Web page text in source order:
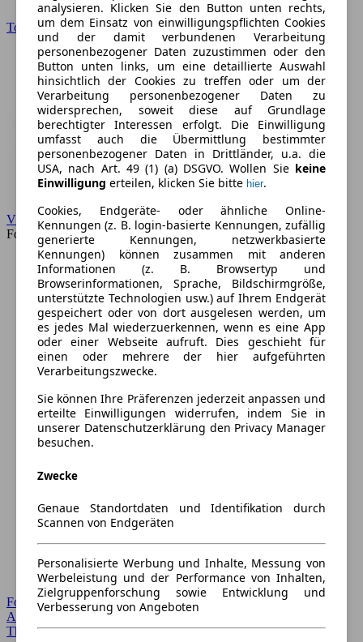
analysieren. Klicken Sie den Button unten rechts,
um dem Einsatz von einwilligungspflichten Cookies
und der damit verbundenen Verarbeitung
personenbezogener Daten zuzustimmen oder den
Button unten links, um eine detaillierte Auswahl
hinsichtlich der Cookies zu treffen oder um der
Verarbeitung personenbezogener Daten zu
widersprechen, soweit diese auf Grundlage
berechtigter Interessen erfolgt. Die Einwilligung
umfasst auch die Übermittlung bestimmter
personenbezogener Daten in Drittländer, u.a. die
USA, nach Art. 49 (1) (a) DSGVO. Wollen Sie keine
Einwilligung erteilen, klicken Sie bitte hier.
Cookies, Endgeräte- oder ähnliche Online-
Kennungen (z. B. login-basierte Kennungen, zufällig
generierte Kennungen, netzwerkbasierte
Kennungen) können zusammen mit anderen
Informationen (z. B. Browsertyp und
Browserinformationen, Sprache, Bildschirmgröße,
unterstützte Technologien usw.) auf Ihrem Endgerät
gespeichert oder von dort ausgelesen werden, um
es jedes Mal wiederzuerkennen, wenn es eine App
oder einer Webseite aufruft. Dies geschieht für
einen oder mehrere der hier aufgeführten
Verarbeitungszwecke.
Sie können Ihre Präferenzen jederzeit anpassen und
erteilte Einwilligungen widerrufen, indem Sie in
unserer Datenschutzerklärung den Privacy Manager
besuchen.
Zwecke
Genaue Standortdaten und Identifikation durch
Scannen von Endgeräten
Personalisierte Werbung und Inhalte, Messung von
Werbeleistung und der Performance von Inhalten,
Zielgruppenforschung sowie Entwicklung und
Verbesserung von Angeboten
Toyota
VW
Forum
Forum Startseite
Alle Auto-Foren
Themen-Forum